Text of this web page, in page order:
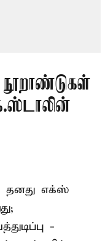
தனது எக்ஸ்
-